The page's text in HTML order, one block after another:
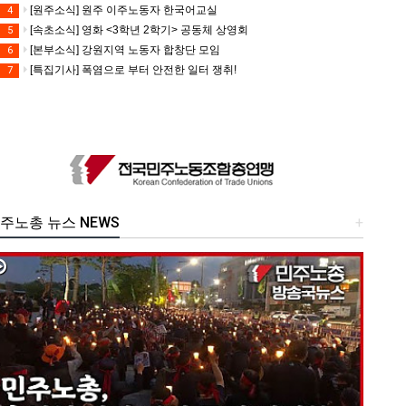
4 [원주소식] 원주 이주노동자 한국어교실
5 [속초소식] 영화 <3학년 2학기> 공동체 상영회
6 [본부소식] 강원지역 노동자 합창단 모임
7 [특집기사] 폭염으로 부터 안전한 일터 쟁취!
+
노총 뉴스 NEWS